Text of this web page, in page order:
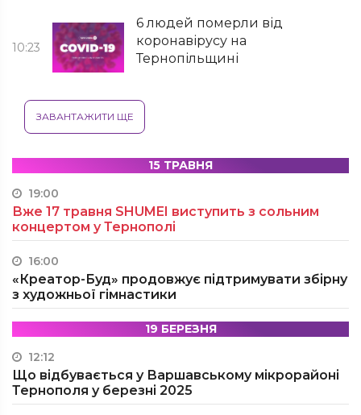
10:23
6 людей померли від
коронавірусу на
Тернопільщині
ЗАВАНТАЖИТИ ЩЕ
15 ТРАВНЯ
19:00
Вже 17 травня SHUMEI виступить з сольним
концертом у Тернополі
16:00
«Креатор-Буд» продовжує підтримувати збірну
з художньої гімнастики
19 БЕРЕЗНЯ
12:12
Що відбувається у Варшавському мікрорайоні
Тернополя у березні 2025